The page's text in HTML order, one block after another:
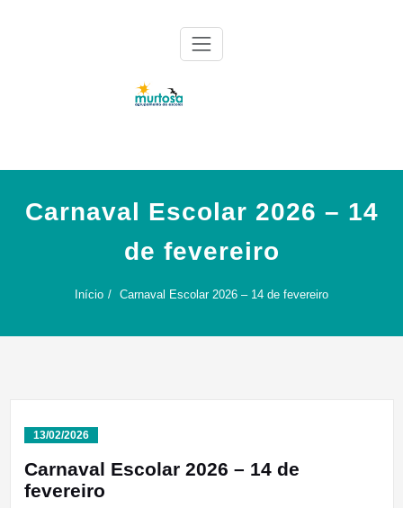
Carnaval Escolar 2026 – 14
de fevereiro
Início Carnaval Escolar 2026 – 14 de fevereiro
13/02/2026
Carnaval Escolar 2026 – 14 de
fevereiro